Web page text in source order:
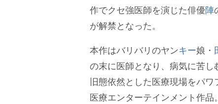
作でクセ強医師を演じた俳優 陣
が解禁となった。
本作はバリバリのヤンキー娘・
の末に医師となり、病気に苦し
旧態依然とした医療現場をパ
医療エンターテインメント作品。